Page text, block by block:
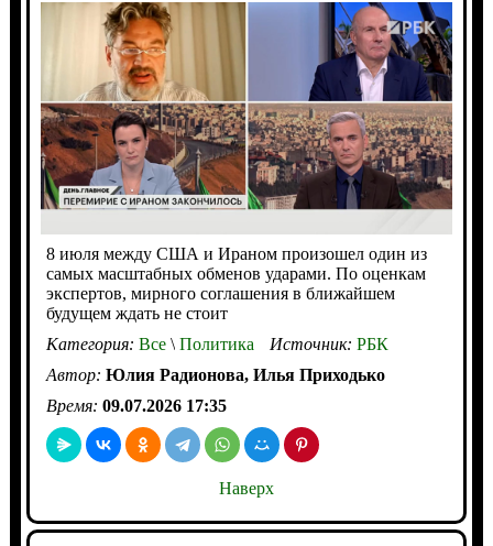
8 июля между США и Ираном произошел один из
самых масштабных обменов ударами. По оценкам
экспертов, мирного соглашения в ближайшем
будущем ждать не стоит
Категория: Все\Политика Источник: РБК
Автор: Юлия Радионова, Илья Приходько
Время: 09.07.2026 17:35
Наверх